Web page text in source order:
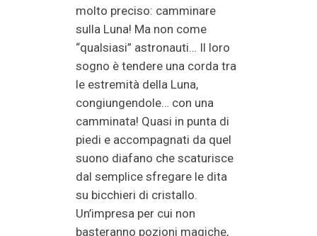
molto preciso: camminare
sulla Luna! Ma non come
“qualsiasi” astronauti… Il loro
sogno è tendere una corda tra
le estremità della Luna,
congiungendole… con una
camminata! Quasi in punta di
piedi e accompagnati da quel
suono diafano che scaturisce
dal semplice sfregare le dita
su bicchieri di cristallo.
Un’impresa per cui non
basteranno pozioni magiche,